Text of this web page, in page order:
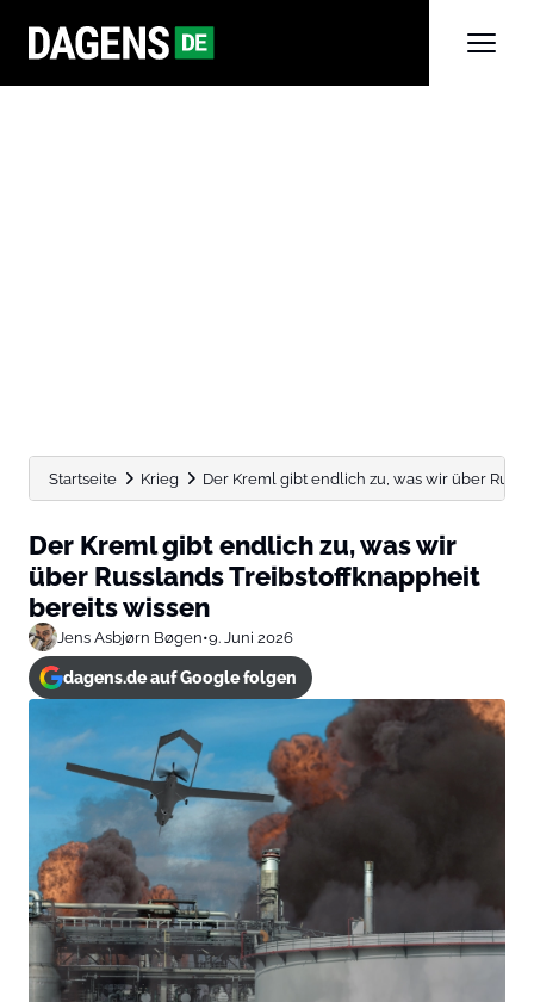
Startseite Krieg Der Kreml gibt endlich zu, was wir über
Der Kreml gibt endlich zu, was wir
über Russlands Treibstoffknappheit
bereits wissen
Jens Asbjørn Bøgen•9. Juni 2026
dagens.de auf Google folgen